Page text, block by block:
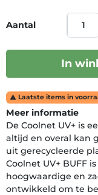
Aantal
In
 Laatste items in
Meer informatie
De Coolnet UV+ is
altijd en overal kan
uit gerecycleerde
Coolnet UV+ BUFF
hoogwaardige en
ontwikkeld om te